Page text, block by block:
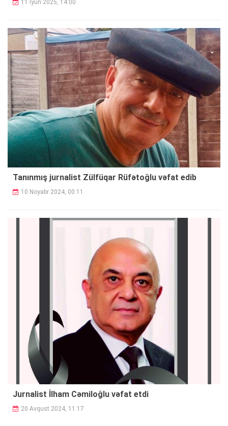
11 İyun 2025, 14:00
Tanınmış jurnalist Zülfüqar Rüfətoğlu vəfat edib
10 Noyabr 2024, 00:11
Jurnalist İlham Cəmiloğlu vəfat etdi
20 Avqust 2024, 11:17